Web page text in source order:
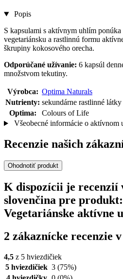
Popis
S kapsulami s aktívnym uhlím
vegetariánsku a rastlinnú formu
škrupiny kokosového orecha.
Odporúčané užívanie: 6 kapsúl
množstvom tekutiny.
Výrobca: Optima Naturals
Nutrienty: sekundárne rastlinné látky
Optima:
Colours of Life
Všeobecné informácie o aktívnom
Recenzie našich
Ohodnotiť produkt
K dispozícii je recenzií
slovenčina pre
Vegetariánske aktívne
2 zákaznícke recenzie
4,5 z 5 hviezdičiek
5 hviezdičiek 3 (75%)